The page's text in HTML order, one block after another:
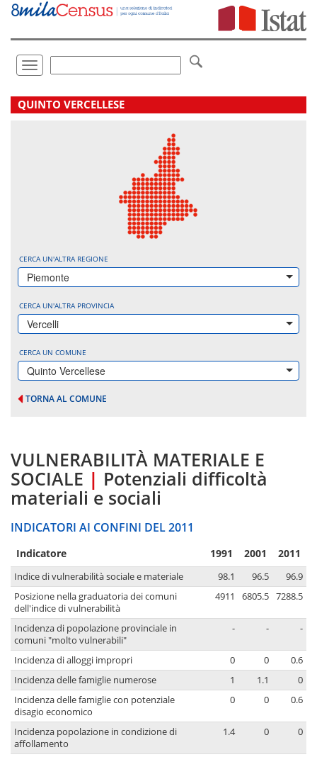
Vai
direttamente
Toggle
navigation
.
QUINTO VERCELLESE
CERCA UN'ALTRA REGIONE
Piemonte
CERCA UN'ALTRA PROVINCIA
Vercelli
CERCA UN COMUNE
Quinto Vercellese
TORNA AL COMUNE
VULNERABILITÀ MATERIALE E
SOCIALE | Potenziali difficoltà
materiali e sociali
INDICATORI AI CONFINI DEL 2011
Indicatore 1991 2001 2011
Indice di vulnerabilità sociale e materiale 98.1 96.5
96.9
Posizione nella graduatoria dei comuni
dell'indice di vulnerabilità
4911 6805.5 7288.5
Incidenza di popolazione provinciale in
comuni "molto vulnerabili"
- - -
Incidenza di alloggi impropri 0 0
0.6
Incidenza delle famiglie numerose
1 1.1
0
Incidenza delle famiglie con potenziale
disagio economico
0 0 0.6
Incidenza popolazione in condizione di
affollamento
1.4 0 0